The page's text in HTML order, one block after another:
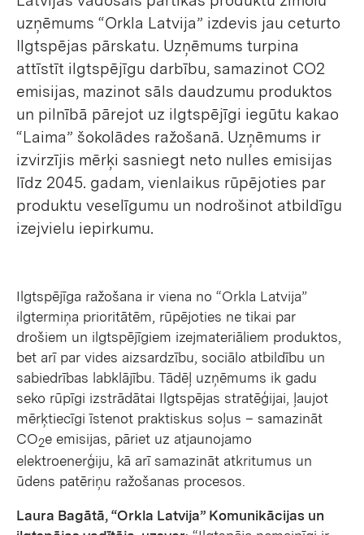
uzņēmums “Orkla Latvija” izdevis jau ceturto
Ilgtspējas pārskatu. Uzņēmums turpina
attīstīt ilgtspējīgu darbību, samazinot CO2
emisijas, mazinot sāls daudzumu produktos
un pilnībā pārejot uz ilgtspējīgi iegūtu kakao
“Laima” šokolādes ražošanā. Uzņēmums ir
izvirzījis mērķi sasniegt neto nulles emisijas
līdz 2045. gadam, vienlaikus rūpējoties par
produktu veselīgumu un nodrošinot atbildīgu
izejvielu iepirkumu.
Ilgtspējīga ražošana ir viena no “Orkla Latvija”
ilgtermiņa prioritātēm, rūpējoties ne tikai par
drošiem un ilgtspējīgiem izejmateriāliem produktos,
bet arī par vides aizsardzību, sociālo atbildību un
sabiedrības labklājību. Tādēļ uzņēmums ik gadu
seko rūpīgi izstrādātai Ilgtspējas stratēģijai, ļaujot
mērķtiecīgi īstenot praktiskus soļus – samazināt
CO2e emisijas, pāriet uz atjaunojamo
elektroenerģiju, kā arī samazināt atkritumus un
ūdens patēriņu ražošanas procesos.
Laura Bagātā, “Orkla Latvija” Komunikācijas un